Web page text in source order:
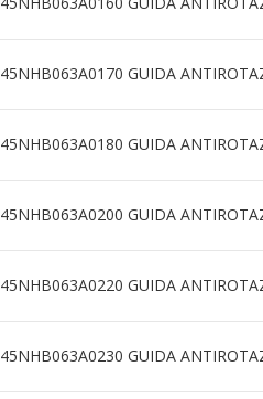
45NHB063A0170 GUIDA
45NHB063A0180 GUIDA
45NHB063A0200 GUIDA
45NHB063A0220 GUIDA
45NHB063A0230 GUIDA